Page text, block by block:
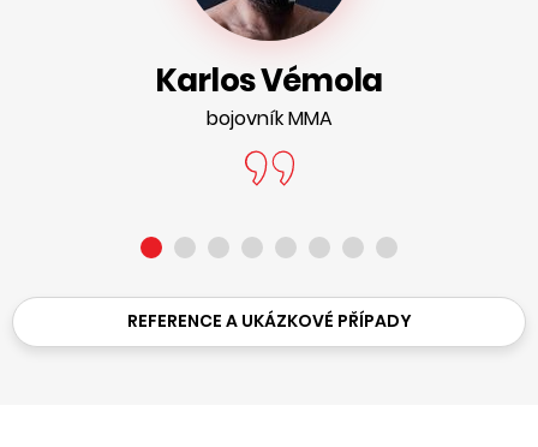
Karlos Vémola
bojovník MMA
REFERENCE A UKÁZKOVÉ PŘÍPADY